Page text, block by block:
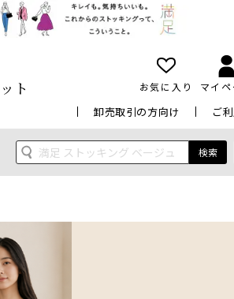
ト お気に入り マイ
卸売取引の方向け ご
検索